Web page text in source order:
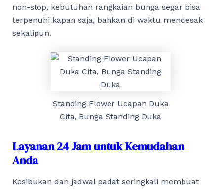
non-stop, kebutuhan rangkaian bunga segar bisa
terpenuhi kapan saja, bahkan di waktu mendesak
sekalipun.
Standing Flower Ucapan Duka
Cita, Bunga Standing Duka
Layanan 24 Jam untuk Kemudahan
Anda
Kesibukan dan jadwal padat seringkali membuat